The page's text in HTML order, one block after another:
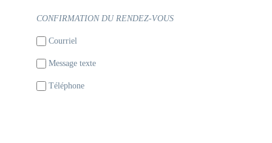
CONFIRMATION DU RENDEZ-VOUS
Courriel
Message texte
Téléphone